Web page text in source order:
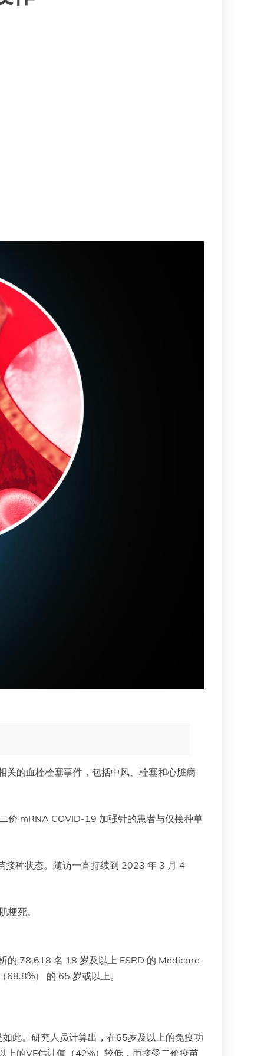
的血栓栓塞事件，包括中风、栓塞和心脏病
价 mRNA COVID-19 加强针的患者与仅接种单
接种状态。随访一直持续到 2023 年 3 月 4
梗死。
的 78,618 名 18 岁及以上 ESRD 的 Medicare
） 的 65 岁或以上。
此。研究人员计算出，在65岁及以上的免疫功
的VE估计值（42%）较低，而接受二价疫苗